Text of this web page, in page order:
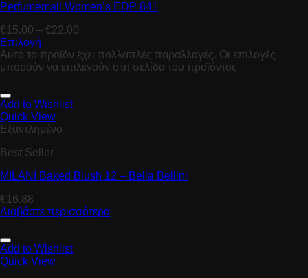
Perfumemall Women’s EDP 841
€15.00 – €22.00
Επιλογή
Αυτό το προϊόν έχει πολλαπλές παραλλαγές. Οι επιλογές
μπορούν να επιλεγούν στη σελίδα του προϊόντος
Add to Wishlist
Quick View
Εξαντλημένο
Best Seller
MILANI Baked Blush 12 – Bella Bellini
€16.88
Διαβάστε περισσότερα
Add to Wishlist
Quick View